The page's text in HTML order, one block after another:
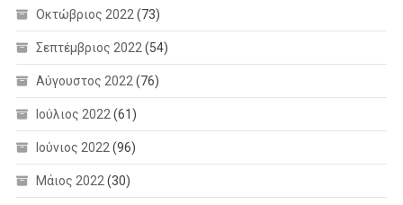
Οκτώβριος 2022 (73)
Σεπτέμβριος 2022 (54)
Αύγουστος 2022 (76)
Ιούλιος 2022 (61)
Ιούνιος 2022 (96)
Μάιος 2022 (30)